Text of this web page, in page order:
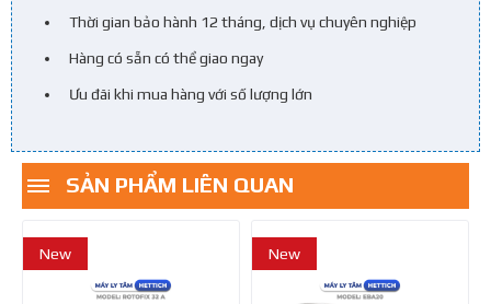
Thời gian bảo hành 12 tháng, dịch vụ chuyên nghiệp
Hàng có sẵn có thể giao ngay
Ưu đãi khi mua hàng với số lượng lớn
SẢN PHẨM LIÊN QUAN
New New